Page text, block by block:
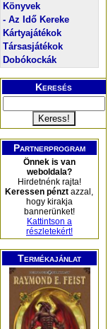
Könyvek
- Az Idő Kereke
Kártyajátékok
Társasjátékok
Dobókockák
Keresés
Partnerprogram
Önnek is van
weboldala?
Hirdetnénk rajta!
Keressen pénzt azzal,
hogy kirakja
bannerünket!
Kattintson a
részletekért!
Termékajánlat